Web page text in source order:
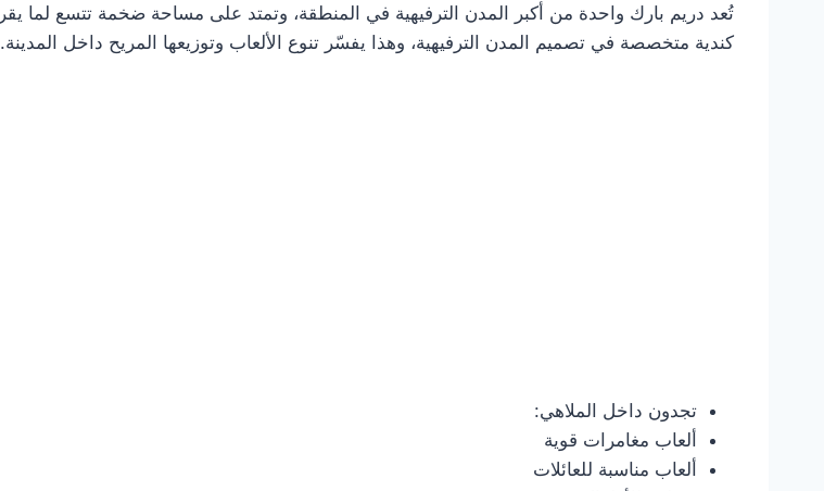
كندية متخصصة في تصميم المدن الترفيهية، وهذا يفسّر تنوع الألعاب وتوزيعها المريح داخل المدينة.
تجدون داخل الملاهي:
ألعاب مغامرات قوية
ألعاب مناسبة للعائلات